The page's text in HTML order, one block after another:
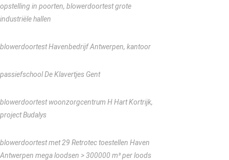
opstelling in poorten, blowerdoortest grote
industriële hallen
blowerdoortest Havenbedrijf Antwerpen, kantoor
passiefschool De Klavertjes Gent
blowerdoortest woonzorgcentrum H Hart Kortrijk,
project Budalys
blowerdoortest met 29 Retrotec toestellen Haven
Antwerpen mega loodsen > 300000 m³ per loods